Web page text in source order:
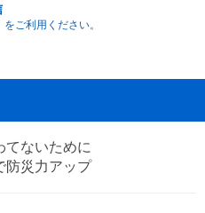
ご利用ください。
てないために
防災力アップ